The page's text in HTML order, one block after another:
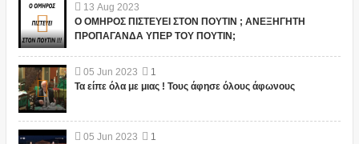
13 Aug 2023
Ο ΟΜΗΡΟΣ ΠΙΣΤΕΥΕΙ ΣΤΟΝ ΠΟΥΤΙΝ ; ΑΝΕΞΗΓΗΤΗ
ΠΡΟΠΑΓΑΝΔΑ ΥΠΕΡ ΤΟΥ ΠΟΥΤΙΝ;
05 Jun 2023
1
Τα είπε όλα με μιας ! Τους άφησε όλους άφωνους
05 Jun 2023
1